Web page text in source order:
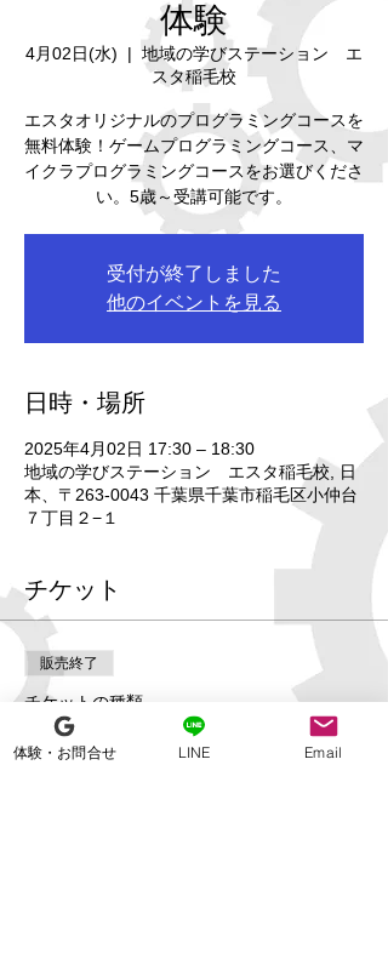
体験
4月02日(水)
  |
地域の学びステーション エ
スタ稲毛校
エスタオリジナルのプログラミングコースを
無料体験！ゲームプログラミングコース、マ
イクラプログラミングコースをお選びくださ
い。5歳～受講可能です。
受付が終了しました
他のイベントを見る
日時・場所
2025年4月02日 17:30 – 18:30
地域の学びステーション エスタ稲毛校, 日
本、〒263-0043 千葉県千葉市稲毛区小仲台
７丁目２−１
チケット
販売終了
チケットの種類
【エスタ稲毛校】プログラミン
体験・お問合せ LINE Email